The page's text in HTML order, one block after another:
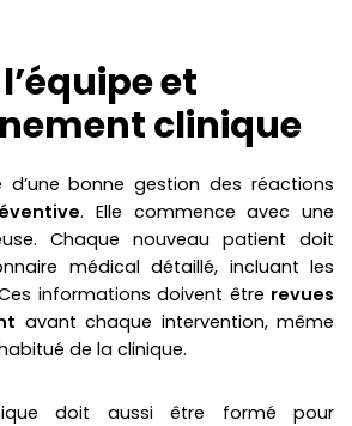
et
clinique
d’une bonne gestion des réactions
. Elle commence avec une
Chaque nouveau patient doit
médical détaillé, incluant les
informations doivent être revues
avant chaque intervention, même
de la clinique.
doit aussi être formé pour